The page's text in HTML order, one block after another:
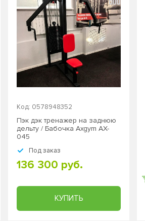
Код: 0578948352
Пэк дэк тренажер на заднюю
дельту / Бабочка Axgym AX-
045
Под заказ
136 300 руб.
КУПИТЬ